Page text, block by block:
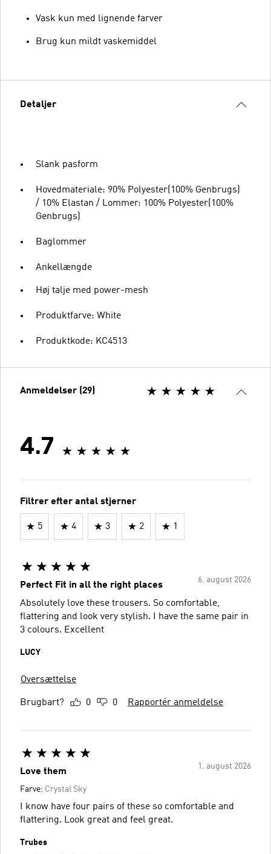
Vask kun med lignende farver
Brug kun mildt vaskemiddel
Detaljer
Slank pasform
Hovedmateriale: 90% Polyester(100% Genbrugs)
/ 10% Elastan / Lommer: 100% Polyester(100%
Genbrugs)
Baglommer
Ankellængde
Høj talje med power-mesh
Produktfarve: White
Produktkode: KC4513
Anmeldelser (29)
4.7
Filtrer efter antal stjerner
5 4 3 2 1
6. august 2026
Perfect Fit in all the right places
Absolutely love these trousers. So comfortable,
flattering and look very stylish. I have the same pair in
3 colours. Excellent
LUCY
Oversættelse
Brugbart? 0 0 Rapportér anmeldelse
1. august 2026
Love them
Farve: Crystal Sky
I know have four pairs of these so comfortable and
flattering. Look great and feel great.
Trubes